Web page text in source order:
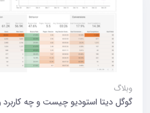
وبلاگ
گوگل دیتا استودیو چیست و چه کاربرد